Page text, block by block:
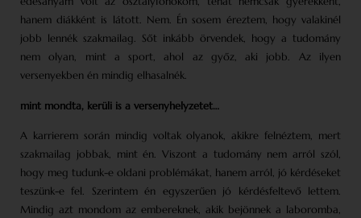
hanem diákként is látott. Nem. Én sosem éreztem, hogy valakinél
jobb lennék szakmailag. Sőt inkább örvendek, hogy a tudomány
nem olyan, mint a sport, ahol az győz, aki jobb. Az ilyen
versenyekben én mindig elhasalnék.
mint mondta, kerüli is a verseny­helyzetet…
A karrierem során mindig voltak olyanok, akikre felnéztem, mert
szakmailag jobbak, mint én. Viszont a tudomány nem arról szól,
hogy meg tudunk-e oldani problémákat, hanem arról, jó kérdéseket
teszünk-e fel. Szerintem én egyszerűen jó kérdésfeltevő lettem.
Mindig azt mondom az embereknek, akik bejönnek a laboromba,